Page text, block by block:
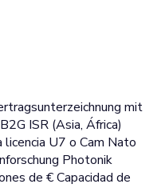
mit
ISR (Asia, África)
U7 o Cam Nato
Photonik
de € Capacidad de